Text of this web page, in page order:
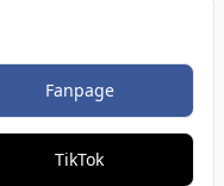
Fanpage
TikTok